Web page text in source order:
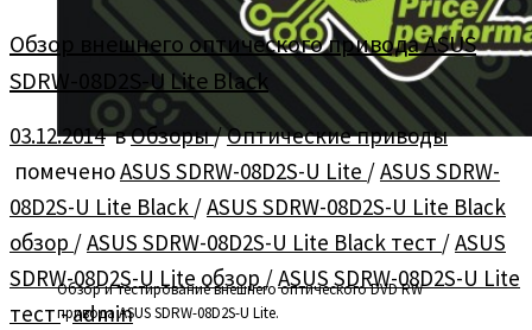
Обзор и тестирование внешнего оптического DVD RW
привода ASUS SDRW-08D2S-U Lite.
Обзор внешнего оптического привода ASUS
SDRW-08D2S-U Lite Black
03.12.2014вОбзоры/Оптические приводы
помеченоASUS SDRW-08D2S-U Lite /ASUS SDRW-
08D2S-U Lite Black /ASUS SDRW-08D2S-U Lite Black
обзор /ASUS SDRW-08D2S-U Lite Black тест /ASUS
SDRW-08D2S-U Lite обзор /ASUS SDRW-08D2S-U Lite
тест-admin